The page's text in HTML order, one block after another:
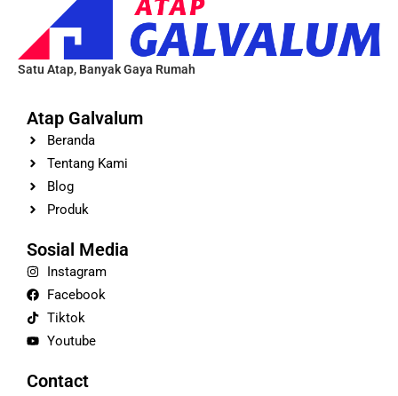
Satu Atap, Banyak Gaya Rumah
Atap Galvalum
Beranda
Tentang Kami
Blog
Produk
Sosial Media
Instagram
Facebook
Tiktok
Youtube
Contact